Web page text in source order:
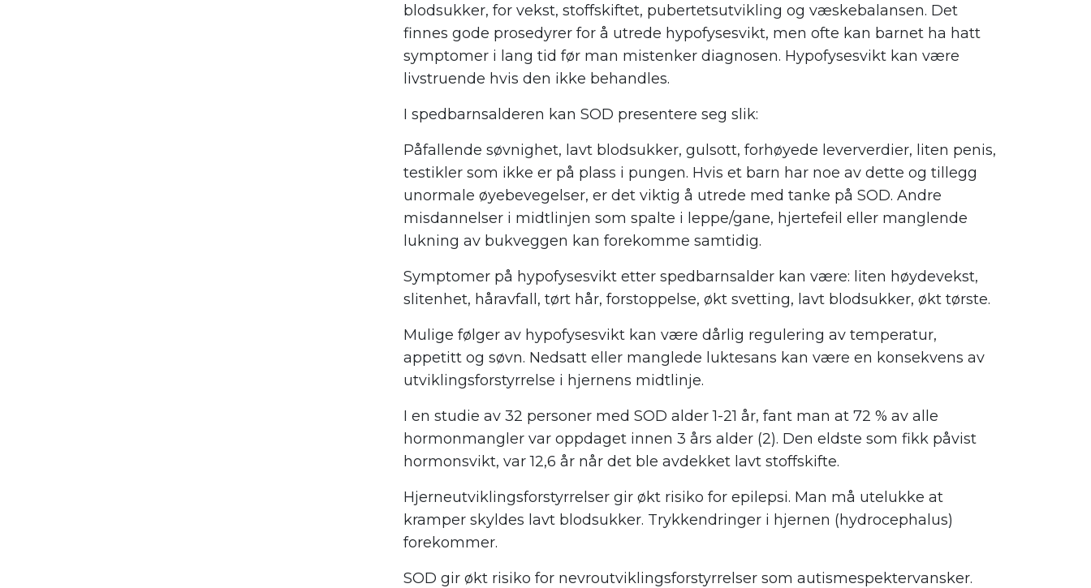
blodsukker, for vekst, stoffskiftet, pubertetsutvikling og væskebalansen. Det
finnes gode prosedyrer for å utrede hypofysesvikt, men ofte kan barnet ha hatt
symptomer i lang tid før man mistenker diagnosen. Hypofysesvikt kan være
livstruende hvis den ikke behandles.
I spedbarnsalderen kan SOD presentere seg slik:
Påfallende søvnighet, lavt blodsukker, gulsott, forhøyede leververdier, liten penis,
testikler som ikke er på plass i pungen. Hvis et barn har noe av dette og tillegg
unormale øyebevegelser, er det viktig å utrede med tanke på SOD. Andre
misdannelser i midtlinjen som spalte i leppe/gane, hjertefeil eller manglende
lukning av bukveggen kan forekomme samtidig.
Symptomer på hypofysesvikt etter spedbarnsalder kan være: liten høydevekst,
slitenhet, håravfall, tørt hår, forstoppelse, økt svetting, lavt blodsukker, økt tørste.
Mulige følger av hypofysesvikt kan være dårlig regulering av temperatur,
appetitt og søvn. Nedsatt eller manglede luktesans kan være en konsekvens av
utviklingsforstyrrelse i hjernens midtlinje.
I en studie av 32 personer med SOD alder 1-21 år, fant man at 72 % av alle
hormonmangler var oppdaget innen 3 års alder (2). Den eldste som fikk påvist
hormonsvikt, var 12,6 år når det ble avdekket lavt stoffskifte.
Hjerneutviklingsforstyrrelser gir økt risiko for epilepsi. Man må utelukke at
kramper skyldes lavt blodsukker. Trykkendringer i hjernen (hydrocephalus)
forekommer.
SOD gir økt risiko for nevroutviklingsforstyrrelser som autismespektervansker.